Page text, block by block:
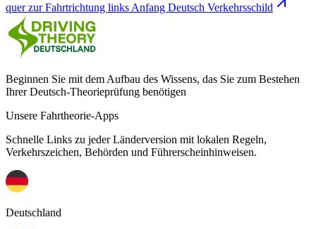
quer zur Fahrtrichtung links Anfang Deutsch Verkehrsschild
Beginnen Sie mit dem Aufbau des Wissens, das Sie zum Bestehen
Ihrer Deutsch-Theorieprüfung benötigen
Unsere Fahrtheorie-Apps
Schnelle Links zu jeder Länderversion mit lokalen Regeln,
Verkehrszeichen, Behörden und Führerscheinhinweisen.
Deutschland